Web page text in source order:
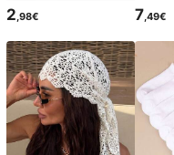
2,98€ 7,49€